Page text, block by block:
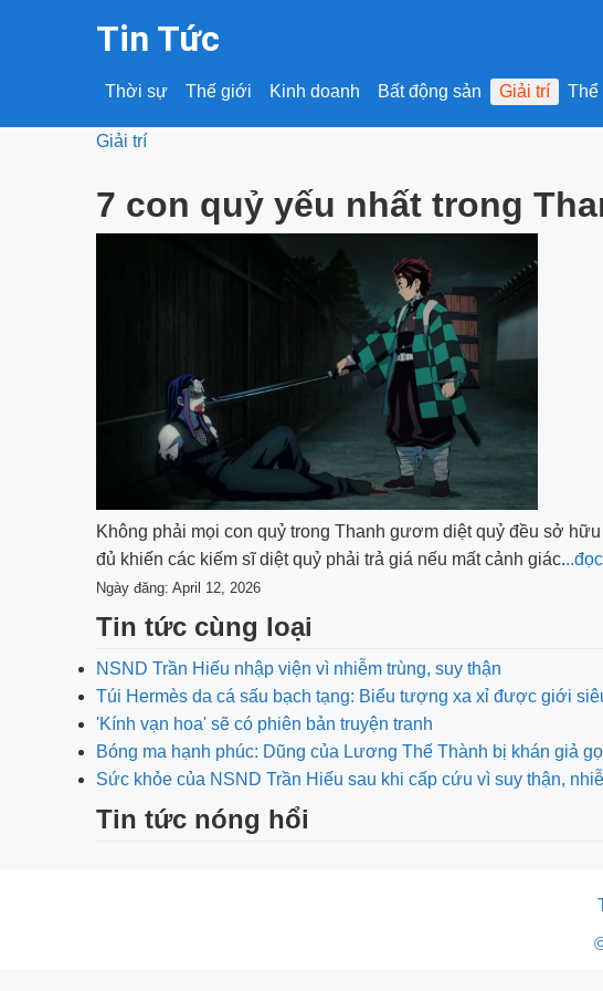
Tin Tức
Thời sự Thế giới Kinh doanh Bất động sản Giải trí Thể
Giải trí
7 con quỷ yếu nhất trong
Không phải mọi con quỷ trong Thanh gươm diệt quỷ đều sở
đủ khiến các kiếm sĩ diệt quỷ phải trả giá nếu mất cảnh giác.
Ngày đăng: April 12, 2026
Tin tức cùng loại
NSND Trần Hiếu nhập viện vì nhiễm trùng, suy thận
Túi Hermès da cá sấu bạch tạng: Biểu tượng xa xỉ được giới
'Kính vạn hoa' sẽ có phiên bản truyện tranh
Bóng ma hạnh phúc: Dũng của Lương Thế Thành bị khán giả
Sức khỏe của NSND Trần Hiếu sau khi cấp cứu vì suy thận,
Tin tức nóng hổi